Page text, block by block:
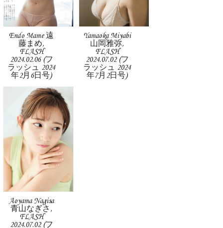
Endo Mame 遠
藤まめ,
FLASH
2024.02.06 (フ
ラッシュ 2024
年2月6日号)
Yamaoka Miyabi
山岡雅弥,
FLASH
2024.07.02 (フ
ラッシュ 2024
年7月2日号)
Aoyama Nagisa
青山なぎさ,
FLASH
2024.07.02 (フ